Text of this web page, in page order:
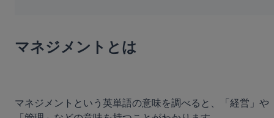
マネジメントとは
マネジメントという英単語の意味を調べると、「経営」や